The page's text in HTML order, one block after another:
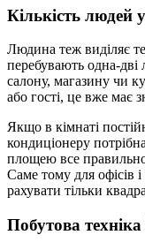
Кількість людей
Людина теж виділяє
перебувають одна-
салону, магазину чи
або гості, це вже має
Якщо в кімнаті
кондиціонеру
площею все
Саме тому для офісів
рахувати тільки
Побутова техніка